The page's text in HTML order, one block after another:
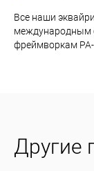
Все наши
международным
фреймворкам PA-
Другие